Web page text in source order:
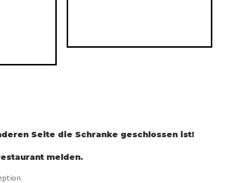
Seite die Schranke geschlossen ist!
melden.